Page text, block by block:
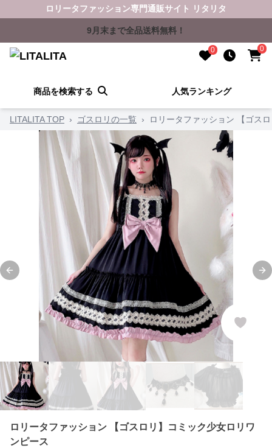
ロリータファッション専門通販サイト リタリタ
9月末まで全品送料無料！
0 0
商品を検索する 人気ランキング
LITALITA TOP › ゴスロリの一覧 › ロリータファッション 【ゴス
Previous slide
ロリータファッション 【ゴスロリ】コミック少女ロリワ
ンピース